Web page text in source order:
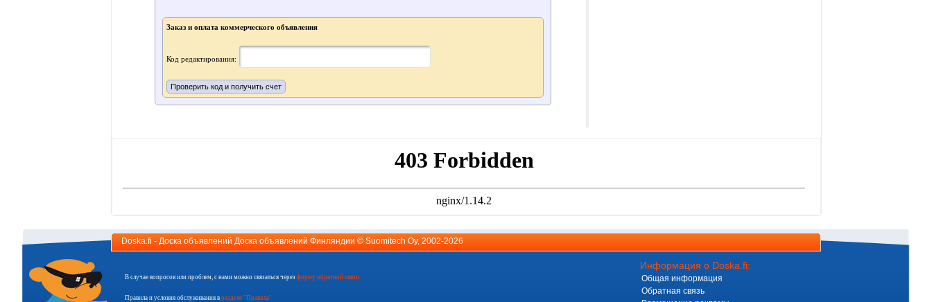
Заказ и оплата коммерческого объявления
Код редактирования:
Doska.fi - Доска объявлений Доска объявлений Финляндии © Suomitech Oy, 2002-2026
В случае вопросов или проблем, с нами можно связаться через форму обратной связи
Правила и условия обслуживания в разделе "Правила"
Информация о Doska.fi:
Общая информация
Обратная связь